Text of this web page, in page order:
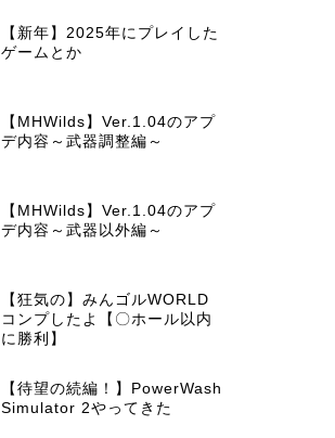
【新年】2025年にプレイした
ゲームとか
【MHWilds】Ver.1.04のアプ
デ内容～武器調整編～
【MHWilds】Ver.1.04のアプ
デ内容～武器以外編～
【狂気の】みんゴルWORLD
コンプしたよ【〇ホール以内
に勝利】
【待望の続編！】PowerWash
Simulator 2やってきた